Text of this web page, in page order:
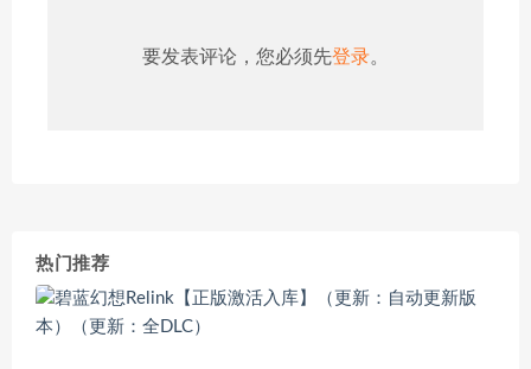
要发表评论，您必须先登录。
热门推荐